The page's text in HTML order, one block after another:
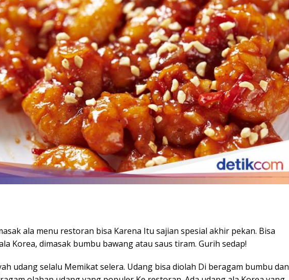
ala menu restoran bisa Karena Itu sajian spesial akhir pekan. Bisa
Korea, dimasak bumbu bawang atau saus tiram. Gurih sedap!
udang selalu Memikat selera. Udang bisa diolah Di beragam bumbu dan